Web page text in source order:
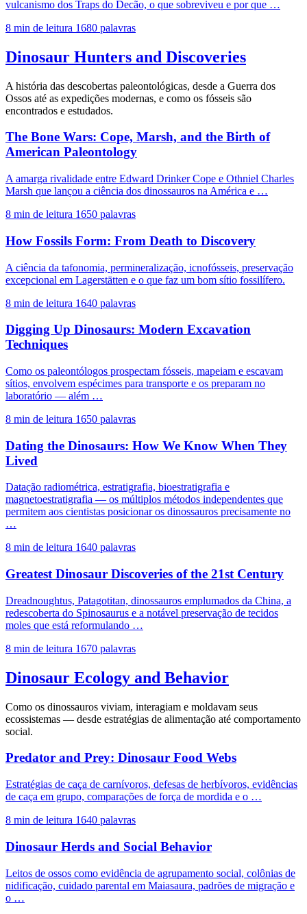
vulcanismo dos Traps do Decão, o que sobreviveu e por que …
8 min de leitura 1680 palavras
Dinosaur Hunters and Discoveries
A história das descobertas paleontológicas, desde a Guerra dos
Ossos até as expedições modernas, e como os fósseis são
encontrados e estudados.
The Bone Wars: Cope, Marsh, and the Birth of
American Paleontology
A amarga rivalidade entre Edward Drinker Cope e Othniel Charles
Marsh que lançou a ciência dos dinossauros na América e …
8 min de leitura 1650 palavras
How Fossils Form: From Death to Discovery
A ciência da tafonomia, permineralização, icnofósseis, preservação
excepcional em Lagerstätten e o que faz um bom sítio fossilífero.
8 min de leitura 1640 palavras
Digging Up Dinosaurs: Modern Excavation
Techniques
Como os paleontólogos prospectam fósseis, mapeiam e escavam
sítios, envolvem espécimes para transporte e os preparam no
laboratório — além …
8 min de leitura 1650 palavras
Dating the Dinosaurs: How We Know When They
Lived
Datação radiométrica, estratigrafia, bioestratigrafia e
magnetoestratigrafia — os múltiplos métodos independentes que
permitem aos cientistas posicionar os dinossauros precisamente no
…
8 min de leitura 1640 palavras
Greatest Dinosaur Discoveries of the 21st Century
Dreadnoughtus, Patagotitan, dinossauros emplumados da China, a
redescoberta do Spinosaurus e a notável preservação de tecidos
moles que está reformulando …
8 min de leitura 1670 palavras
Dinosaur Ecology and Behavior
Como os dinossauros viviam, interagiam e moldavam seus
ecossistemas — desde estratégias de alimentação até comportamento
social.
Predator and Prey: Dinosaur Food Webs
Estratégias de caça de carnívoros, defesas de herbívoros, evidências
de caça em grupo, comparações de força de mordida e o …
8 min de leitura 1640 palavras
Dinosaur Herds and Social Behavior
Leitos de ossos como evidência de agrupamento social, colônias de
nidificação, cuidado parental em Maiasaura, padrões de migração e
o …